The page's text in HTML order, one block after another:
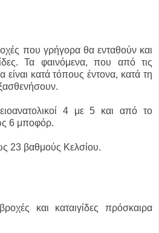
που γρήγορα θα ενταθούν και
Τα φαινόμενα, που από τις
κατά τόπους έντονα, κατά τη
4 με 5 και από το
6 μποφόρ.
23 βαθμούς Κελσίου.
και καταιγίδες πρόσκαιρα